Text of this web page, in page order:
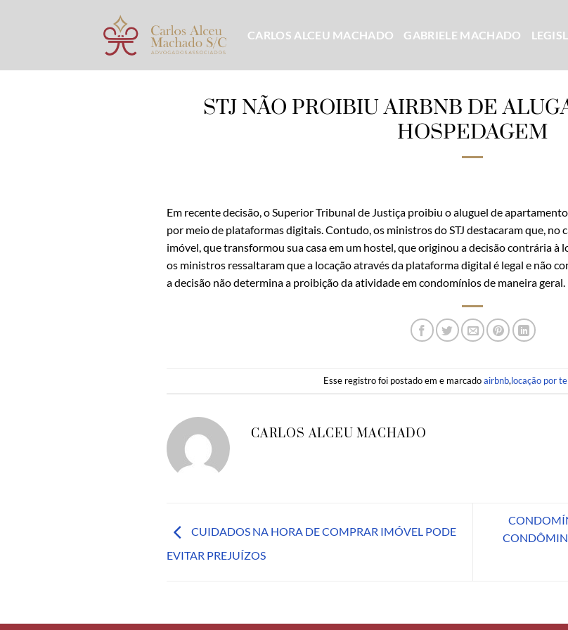
CARLOS ALCEU MACHADO GABRIELE MACHADO
STJ NÃO PROIBIU AIRBNB DE
HOSPEDAGEM
Em recente decisão, o Superior Tribunal de Justiça proibiu o aluguel de
por meio de plataformas digitais. Contudo, os ministros do STJ destacaram que,
imóvel, que transformou sua casa em um hostel, que originou a decisão contrária à
os ministros ressaltaram que a locação através da plataforma digital é legal e não
a decisão não determina a proibição da atividade em condomínios de maneira geral.
Esse registro foi postado em e marcadoairbnb,locação por
CARLOS ALCEU MACHADO
CUIDADOS NA HORA DE COMPRAR IMÓVEL PODE
EVITAR PREJUÍZOS